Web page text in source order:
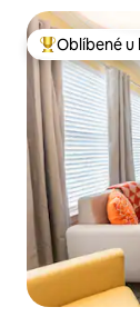
Nejlepší v
Oblíbené u